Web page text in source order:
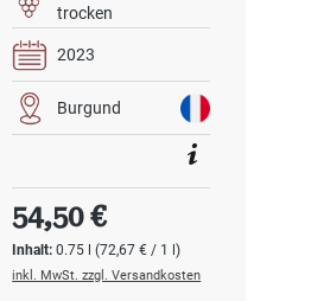
trocken
2023
Burgund
Inhalt:0.75 l(72,67 € / 1 l)
Regulärer Preis:
54,50 €
inkl. MwSt. zzgl. Versandkosten